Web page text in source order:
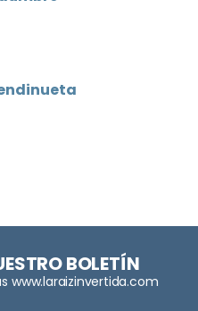
BOLETÍN
www.laraizinvertida.com